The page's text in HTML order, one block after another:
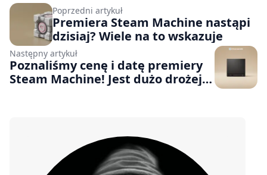
Poprzedni artykuł
Premiera Steam Machine nastąpi
dzisiaj? Wiele na to wskazuje
Następny artykuł
Poznaliśmy cenę i datę premiery
Steam Machine! Jest dużo drożej,